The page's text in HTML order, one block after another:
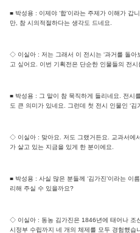
■ 박성용 : 이제야 ‘합’이라는 주제가 이해가 갑
만, 참 시의적절하다는 생각도 드네요.
◇ 이실아 : 저는 그래서 이 전시는 ‘과거를 돌아
고 싶어요. 이번 기획전은 단순한 인물들의 전
■ 박성용 : 그 말이 참 묵직하게 들리네요. 전시
도 큰 의미가 있네요. 그런데 첫 전시 인물인 ‘김
◇ 이실아 : 맞아요. 저도 그랬거든요. 교과서에
가 살고 있는 지금을 있게 한 분이에요.
■ 박성용 : 사실 많은 분들께 ‘김가진’이라는 이
리해 주실 수 있을까요?
◇ 이실아 : 동농 김가진은 1846년에 태어나 조
시정부 수립까지 네 개의 체제를 모두 경험했